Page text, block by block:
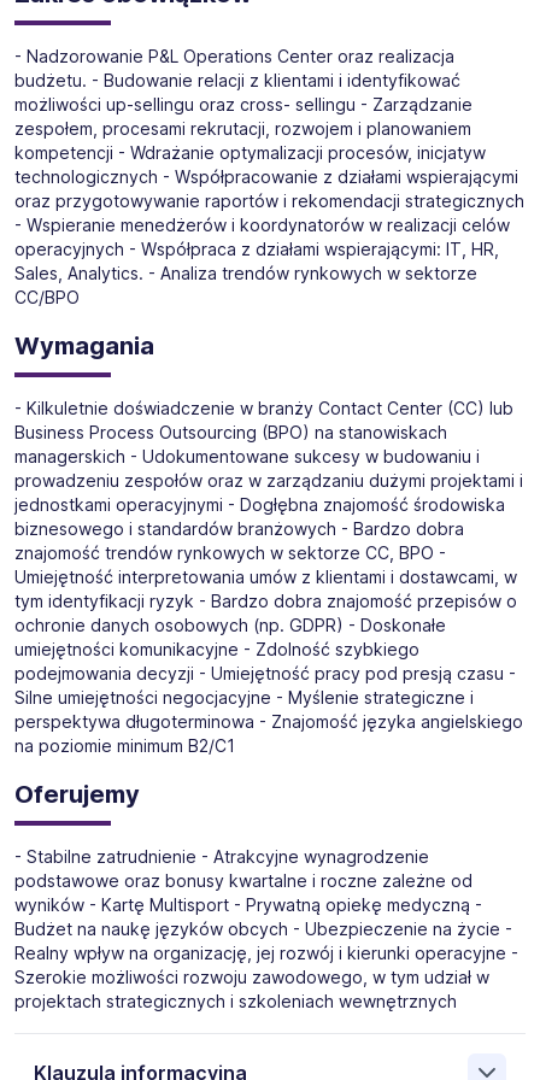
approach to all recruitment processes. Our specialists,
completely free of charge, will help you find and get the
best job for you!
będzie odpowiedzialna za całościowe zarządzanie
operacjami, finansami, zespołem oraz rozwojem podległej
jednostki. Jest to kluczowa funkcja mająca bezpośredni
wpływ na jakość usług, wyniki finansowe oraz realizację
strategii organizacji.
- Nadzorowanie P&L Operations Center oraz realizacja
budżetu. - Budowanie relacji z klientami i identyfikować
możliwości up-sellingu oraz cross- sellingu - Zarządzanie
zespołem, procesami rekrutacji, rozwojem i planowaniem
kompetencji - Wdrażanie optymalizacji procesów, inicjatyw
technologicznych - Współpracowanie z działami wspierającymi
oraz przygotowywanie raportów i rekomendacji strategicznych
- Wspieranie menedżerów i koordynatorów w realizacji celów
operacyjnych - Współpraca z działami wspierającymi: IT, HR,
Sales, Analytics. - Analiza trendów rynkowych w sektorze
CC/BPO
Wymagania
- Kilkuletnie doświadczenie w branży Contact Center (CC) lub
Business Process Outsourcing (BPO) na stanowiskach
managerskich - Udokumentowane sukcesy w budowaniu i
prowadzeniu zespołów oraz w zarządzaniu dużymi projektami i
jednostkami operacyjnymi - Dogłębna znajomość środowiska
biznesowego i standardów branżowych - Bardzo dobra
znajomość trendów rynkowych w sektorze CC, BPO -
Umiejętność interpretowania umów z klientami i dostawcami, w
tym identyfikacji ryzyk - Bardzo dobra znajomość przepisów o
ochronie danych osobowych (np. GDPR) - Doskonałe
umiejętności komunikacyjne - Zdolność szybkiego
podejmowania decyzji - Umiejętność pracy pod presją czasu -
Silne umiejętności negocjacyjne - Myślenie strategiczne i
perspektywa długoterminowa - Znajomość języka angielskiego
na poziomie minimum B2/C1
Oferujemy
- Stabilne zatrudnienie - Atrakcyjne wynagrodzenie
podstawowe oraz bonusy kwartalne i roczne zależne od
wyników - Kartę Multisport - Prywatną opiekę medyczną -
Budżet na naukę języków obcych - Ubezpieczenie na życie -
Realny wpływ na organizację, jej rozwój i kierunki operacyjne -
Szerokie możliwości rozwoju zawodowego, w tym udział w
projektach strategicznych i szkoleniach wewnętrznych
Klauzula informacyjna